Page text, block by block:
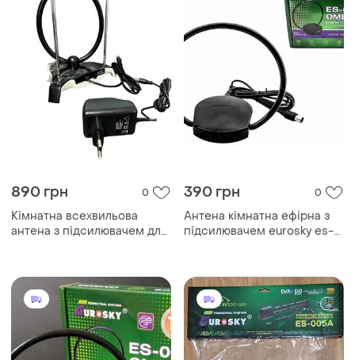
890 грн 0
Кімнатна всехвильова
антена з підсилювачем для
02 30дб
390 грн 0
Антена кімнатна ефірна з
підсилювачем eurosky es-